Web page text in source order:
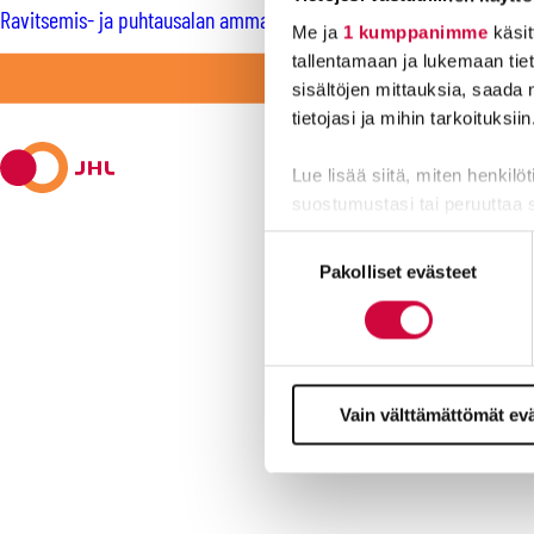
Me ja 1 kumppanimme
tallentamaan ja lukemaan
sisältöjen mittauksia, saada
tietojasi ja mihin tarkoituksiin.
Lue lisää siitä, miten
suostumustasi tai peruuttaa
Evästeistä osa on
Pakolliset evästeet
Vain välttämättömät
Ravitsemis- ja puhtausalan ammattilaiset ovat työelämän